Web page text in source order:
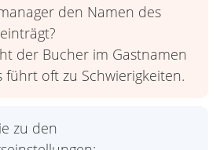
den Namen des
der Bucher im Gastnamen
führt oft zu Schwierigkeiten.
zu den